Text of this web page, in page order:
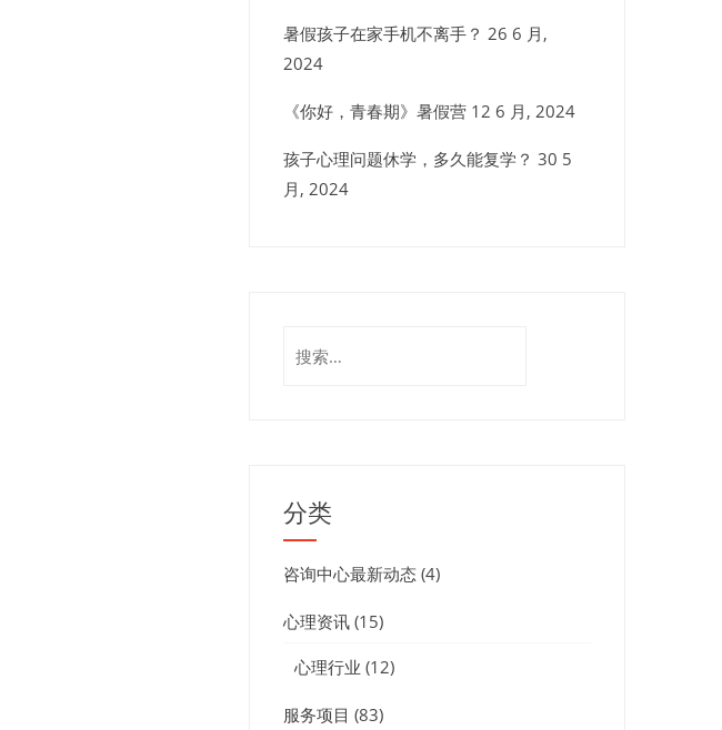
暑假孩子在家手机不离手？ 26 6 月,
2024
《你好，青春期》暑假营 12 6 月, 2024
孩子心理问题休学，多久能复学？ 30 5
月, 2024
索：
分类
咨询中心最新动态(4)
心理资讯(15)
心理行业 (12)
服务项目 (83)